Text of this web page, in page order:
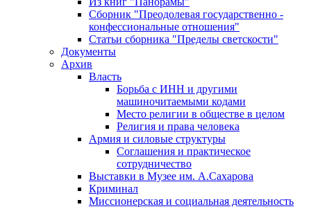
Сборник "Преодолевая государственно -
конфессиональные отношения"
Статьи сборника "Пределы светскости"
Документы
Архив
Власть
Борьба с ИНН и другими
машиночитаемыми кодами
Место религии в обществе в целом
Религия и права человека
Армия и силовые структуры
Соглашения и практическое
сотрудничество
Выставки в Музее им. А.Сахарова
Криминал
Миссионерская и социальная деятельность